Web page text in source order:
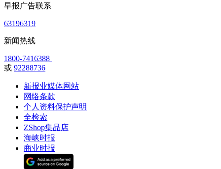
早报广告联系
63196319
新闻热线
1800-7416388
或 92288736
新报业媒体网站
网络条款
个人资料保护声明
全检索
ZShop集品店
海峡时报
商业时报